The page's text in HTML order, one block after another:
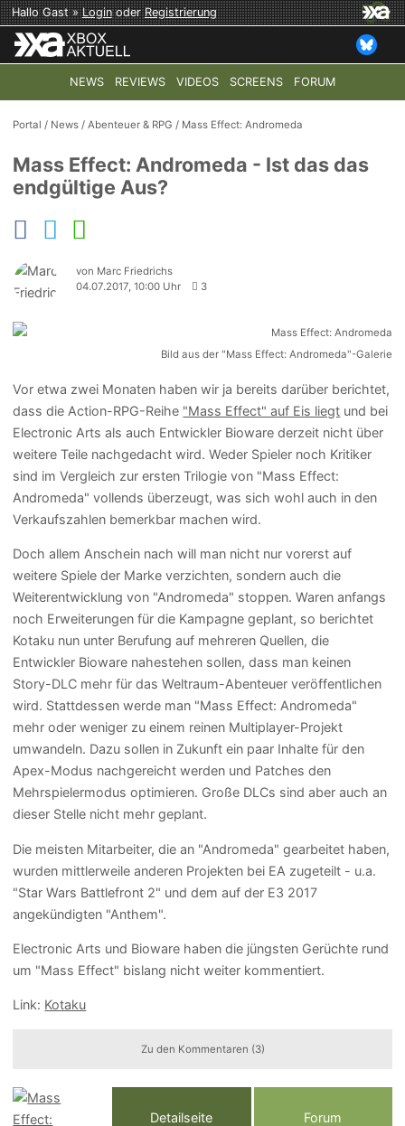
Hallo Gast »LoginoderRegistrierung
NEWS REVIEWS VIDEOS SCREENS FORUM
TOP-THEMEN: COD: MODERN WARFARE 4 HALO:
Portal / News /Abenteuer & RPG / Mass Effect: Andromeda
Mass Effect: Andromeda - Ist das das
endgültige Aus?
von Marc Friedrichs
04.07.2017, 10:00 Uhr
3
Bild aus der "Mass Effect: Andromeda"-Galerie
Vor etwa zwei Monaten haben wir ja bereits darüber berichtet,
dass die Action-RPG-Reihe "Mass Effect" auf Eis liegt und bei
Electronic Arts als auch Entwickler Bioware derzeit nicht über
weitere Teile nachgedacht wird. Weder Spieler noch Kritiker
sind im Vergleich zur ersten Trilogie von "Mass Effect:
Andromeda" vollends überzeugt, was sich wohl auch in den
Verkaufszahlen bemerkbar machen wird.
Doch allem Anschein nach will man nicht nur vorerst auf
weitere Spiele der Marke verzichten, sondern auch die
Weiterentwicklung von "Andromeda" stoppen. Waren anfangs
noch Erweiterungen für die Kampagne geplant, so berichtet
Kotaku nun unter Berufung auf mehreren Quellen, die
Entwickler Bioware nahestehen sollen, dass man keinen
Story-DLC mehr für das Weltraum-Abenteuer veröffentlichen
wird. Stattdessen werde man "Mass Effect: Andromeda"
mehr oder weniger zu einem reinen Multiplayer-Projekt
umwandeln. Dazu sollen in Zukunft ein paar Inhalte für den
Apex-Modus nachgereicht werden und Patches den
Mehrspielermodus optimieren. Große DLCs sind aber auch an
dieser Stelle nicht mehr geplant.
Die meisten Mitarbeiter, die an "Andromeda" gearbeitet haben,
wurden mittlerweile anderen Projekten bei EA zugeteilt - u.a.
"Star Wars Battlefront 2" und dem auf der E3 2017
angekündigten "Anthem".
Electronic Arts und Bioware haben die jüngsten Gerüchte rund
um "Mass Effect" bislang nicht weiter kommentiert.
Link: Kotaku
Zu den Kommentaren (3)
Detailseite Forum